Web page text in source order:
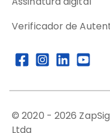
Verificador de
© 2020 - 2026
Ltda